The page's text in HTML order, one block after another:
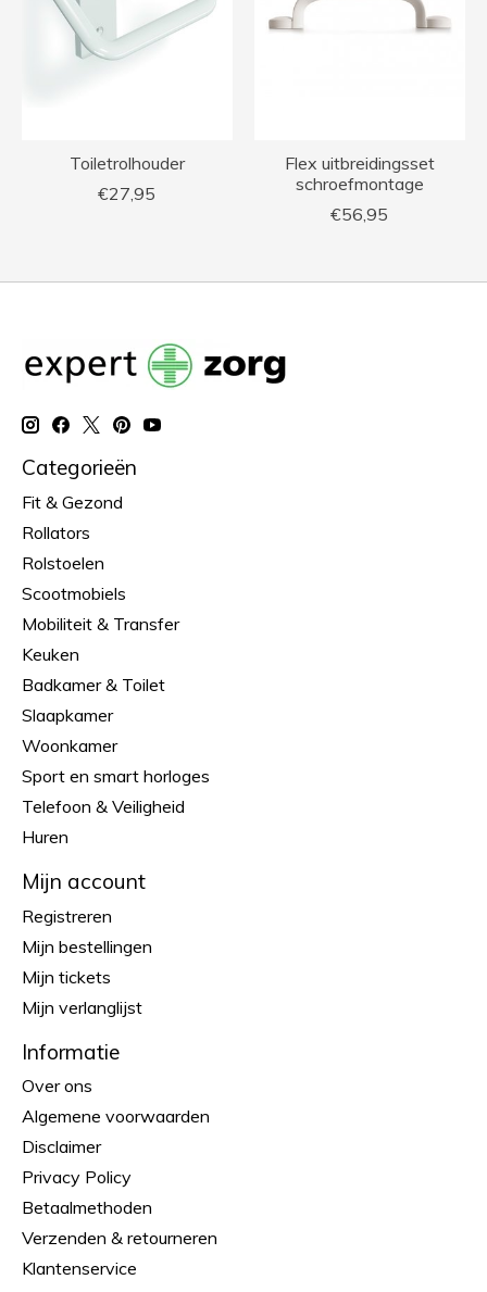
Toiletrolhouder
€27,95
Flex uitbreidingsset
schroefmontage
€56,95
Categorieën
Fit & Gezond
Rollators
Rolstoelen
Scootmobiels
Mobiliteit & Transfer
Keuken
Badkamer & Toilet
Slaapkamer
Woonkamer
Sport en smart horloges
Telefoon & Veiligheid
Huren
Mijn account
Registreren
Mijn bestellingen
Mijn tickets
Mijn verlanglijst
Informatie
Over ons
Algemene voorwaarden
Disclaimer
Privacy Policy
Betaalmethoden
Verzenden & retourneren
Klantenservice